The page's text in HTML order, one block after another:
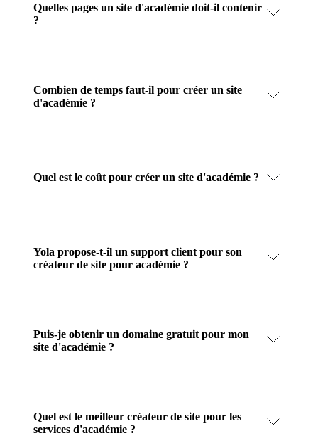
Quelles pages un site d'académie doit-il contenir
?
Combien de temps faut-il pour créer un site
d'académie ?
Quel est le coût pour créer un site d'académie ?
Yola propose-t-il un support client pour son
créateur de site pour académie ?
Puis-je obtenir un domaine gratuit pour mon
site d'académie ?
Quel est le meilleur créateur de site pour les
services d'académie ?